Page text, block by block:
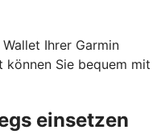
Ihrer Garmin
Sie bequem mit
einsetzen